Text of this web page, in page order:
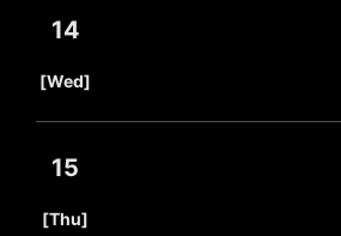
14
[Wed]
15
[Thu]